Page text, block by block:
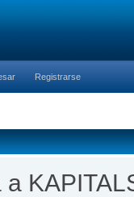
Registrarse